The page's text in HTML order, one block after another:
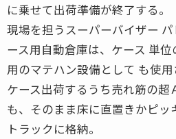
に乗せて出荷準備が終了する。
現場を担うスーパーバイザー
ース用自動倉庫は、ケース 単
用のマテハン設備として も使用
ケース出荷するうち売れ筋の超
も、そのまま床に直置きかピッ
トラックに格納。